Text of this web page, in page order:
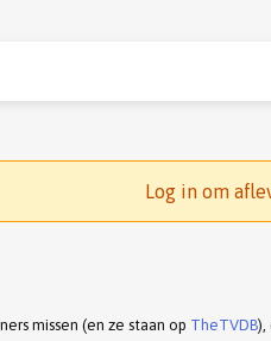
Log in om
missen (en ze staan op TheTVDB),